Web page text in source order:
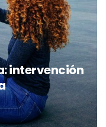
intervención